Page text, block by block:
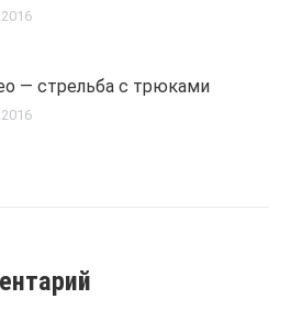
— стрельба с трюками